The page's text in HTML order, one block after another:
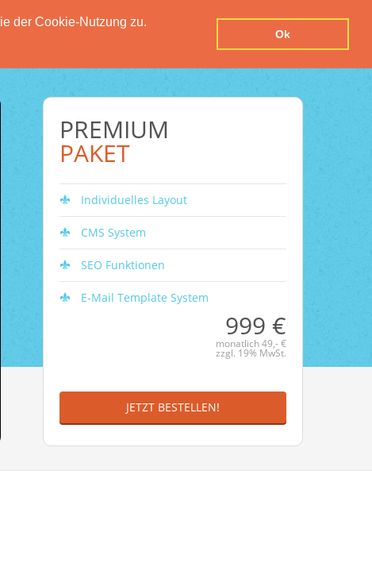
der Cookie-Nutzung zu.
Ok
IMPRESSUM KONTAKT
PREMIUM
PAKET
Individuelles Layout
CMS System
SEO Funktionen
E-Mail Template System
999 €
monatlich 49,- €
zzgl. 19% MwSt.
JETZT BESTELLEN!